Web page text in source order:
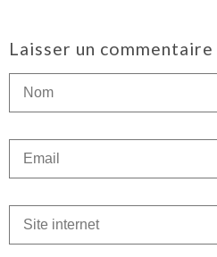
Laisser un commentaire